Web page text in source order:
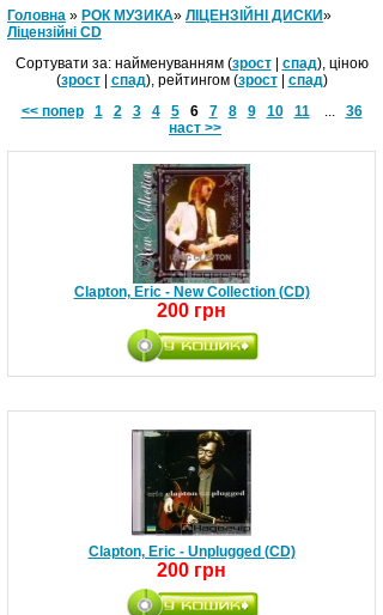
Головна » РОК МУЗИКА» ЛІЦЕНЗІЙНІ ДИСКИ»
Ліцензійні СD
Сортувати за: найменуванням (зрост| спад), ціною
(зрост| спад), рейтингом (зрост| спад)
<< попер
1 2 3 4 5 6 7 8 9 10 11... 36
наст >>
Clapton, Eric - New Collection (CD)
200 грн
Clapton, Eric - Unplugged (CD)
200 грн